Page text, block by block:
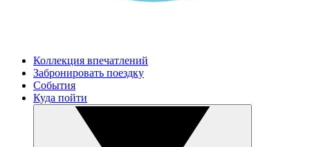
Коллекция впечатлений
Забронировать поездку
События
Куда пойти